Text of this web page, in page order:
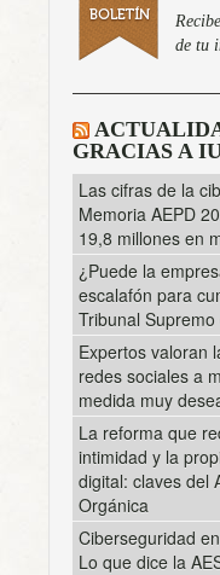
de tu
GRACIAS A
Las cifras de la
Memoria AEPD
19,8 millones en
¿Puede la
escalafón para
Tribunal
Expertos valoran
redes sociales a
medida muy
La reforma que
intimidad y la
digital: claves del
Orgánica
Ciberseguridad
Lo que dice la